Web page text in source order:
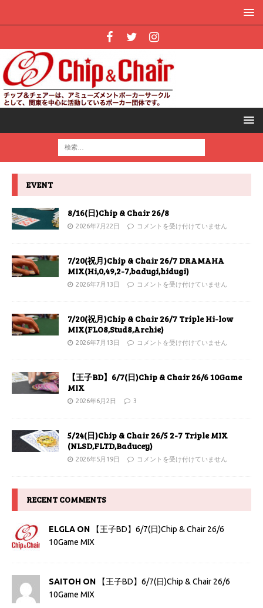
EVENT
8/16(日)Chip & Chair 26/8
2026年7月22日 コメントを受け付けていません
7/20(祝月)Chip & Chair 26/7 DRAMAHA
MIX(Hi,0,49,2-7,badugi,hidugi)
2026年7月13日 コメントを受け付けていません
7/20(祝月)Chip & Chair 26/7 Triple Hi-low
MIX(FLO8,Stud8,Archie)
2026年7月13日 コメントを受け付けていません
【王子BD】6/7(日)Chip & Chair 26/6 10Game
MIX
2026年6月2日 3
5/24(日)Chip & Chair 26/5 2-7 Triple MIX
(NLSD,FLTD,Baducey)
2026年5月19日 コメントを受け付けていません
RECENT COMMENTS
ELGLA ON
【王子BD】6/7(日)Chip & Chair 26/6
10Game MIX
SAITOH ON
【王子BD】6/7(日)Chip & Chair 26/6
10Game MIX